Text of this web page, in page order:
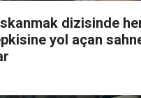
dizisinde
yol açan